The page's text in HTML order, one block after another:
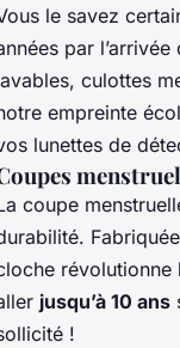
le savez
par
culottes
empreinte
lunettes de
coupe
révolutionne
jusqu’à 10 ans
!